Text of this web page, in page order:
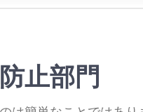
止部門